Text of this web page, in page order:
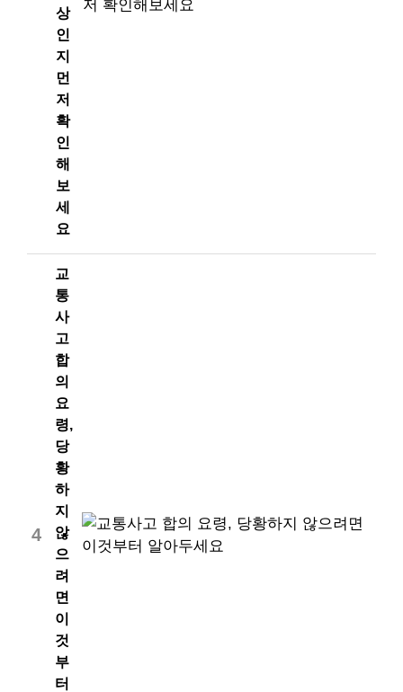
상
인
지
먼
저
확
인
해
보
세
요
4
교
통
사
고
합
의
요
령,
당
황
하
지
않
으
려
면
이
것
부
터